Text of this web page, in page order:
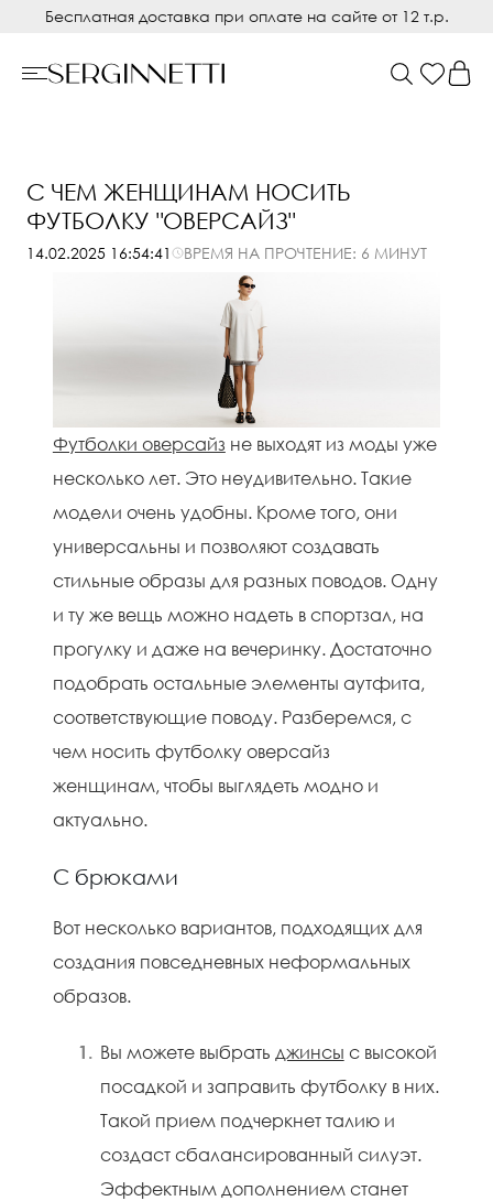
Бесплатная доставка при оплате на сайте от 12 т.р.
С ЧЕМ ЖЕНЩИНАМ НОСИТЬ
ФУТБОЛКУ "ОВЕРСАЙЗ"
14.02.2025 16:54:41 ВРЕМЯ НА ПРОЧТЕНИЕ: 6 МИНУТ
Футболки оверсайз не выходят из моды уже
несколько лет. Это неудивительно. Такие
модели очень удобны. Кроме того, они
универсальны и позволяют создавать
стильные образы для разных поводов. Одну
и ту же вещь можно надеть в спортзал, на
прогулку и даже на вечеринку. Достаточно
подобрать остальные элементы аутфита,
соответствующие поводу. Разберемся, с
чем носить футболку оверсайз
женщинам, чтобы выглядеть модно и
актуально.
С брюками
Вот несколько вариантов, подходящих для
создания повседневных неформальных
образов.
Вы можете выбрать джинсы с высокой
посадкой и заправить футболку в них.
Такой прием подчеркнет талию и
создаст сбалансированный силуэт.
Эффектным дополнением станет